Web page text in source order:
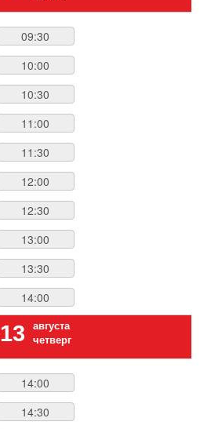
09:30
10:00
10:30
11:00
11:30
12:00
12:30
13:00
13:30
14:00
13
августа
четверг
14:00
14:30